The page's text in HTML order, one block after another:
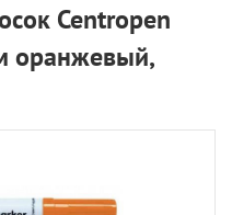
Centropen
оранжевый,